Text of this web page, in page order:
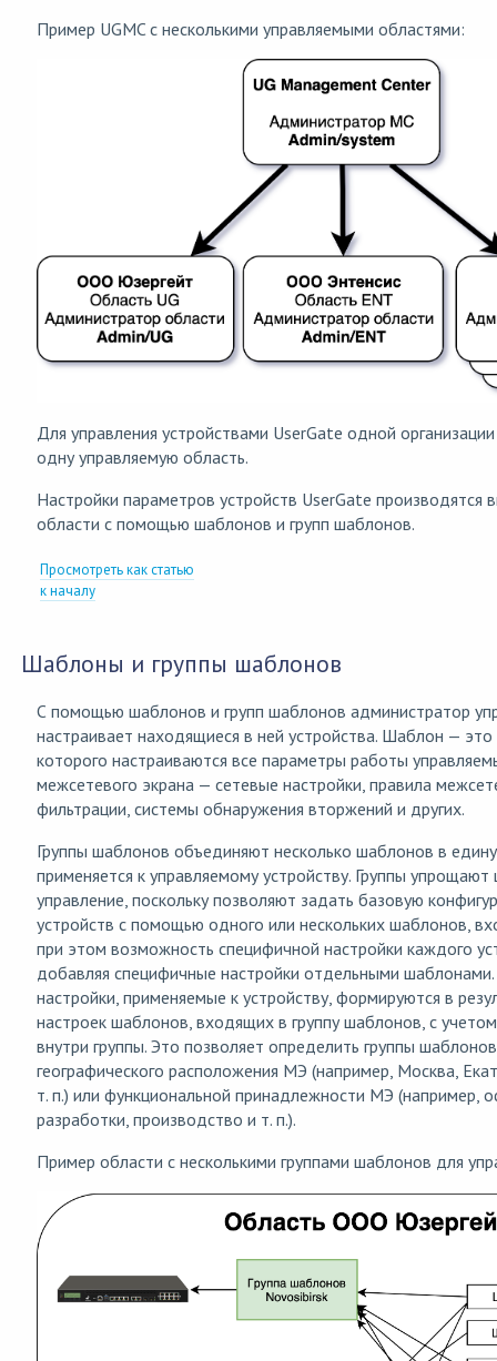
Пример UGMC с несколькими управляемыми областями:
Для управления устройствами UserGate одной
одну управляемую область.
Настройки параметров устройств UserGate производятся
области с помощью шаблонов и групп шаблонов.
Просмотреть как статью
к началу
Шаблоны и группы шаблонов
С помощью шаблонов и групп шаблонов администратор
настраивает находящиеся в ней устройства. Шаблон —
которого настраиваются все параметры работы
межсетевого экрана — сетевые настройки, правила
фильтрации, системы обнаружения вторжений и других.
Группы шаблонов объединяют несколько шаблонов в
применяется к управляемому устройству. Группы
управление, поскольку позволяют задать базовую
устройств с помощью одного или нескольких шаблонов,
при этом возможность специфичной настройки каждого
добавляя специфичные настройки отдельными
настройки, применяемые к устройству, формируются в
настроек шаблонов, входящих в группу шаблонов, с
внутри группы. Это позволяет определить группы
географического расположения МЭ (например, Москва,
т. п.) или функциональной принадлежности МЭ (например,
разработки, производство и т. п.).
Пример области с несколькими группами шаблонов для